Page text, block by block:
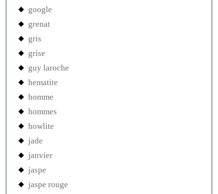
google
grenat
gris
grise
guy laroche
hematite
homme
hommes
howlite
jade
janvier
jaspe
jaspe rouge